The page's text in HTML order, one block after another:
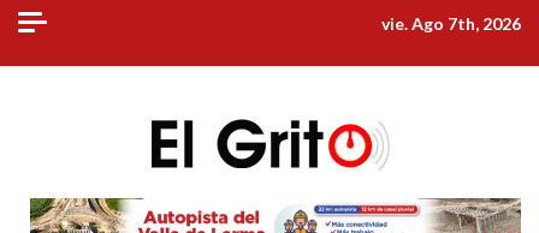
Skip
content
vie. Ago 7th, 2026